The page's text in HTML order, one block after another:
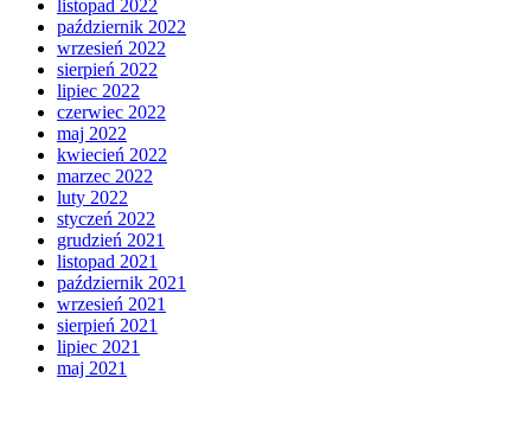
listopad 2022
październik 2022
wrzesień 2022
sierpień 2022
lipiec 2022
czerwiec 2022
maj 2022
kwiecień 2022
marzec 2022
luty 2022
styczeń 2022
grudzień 2021
listopad 2021
październik 2021
wrzesień 2021
sierpień 2021
lipiec 2021
maj 2021